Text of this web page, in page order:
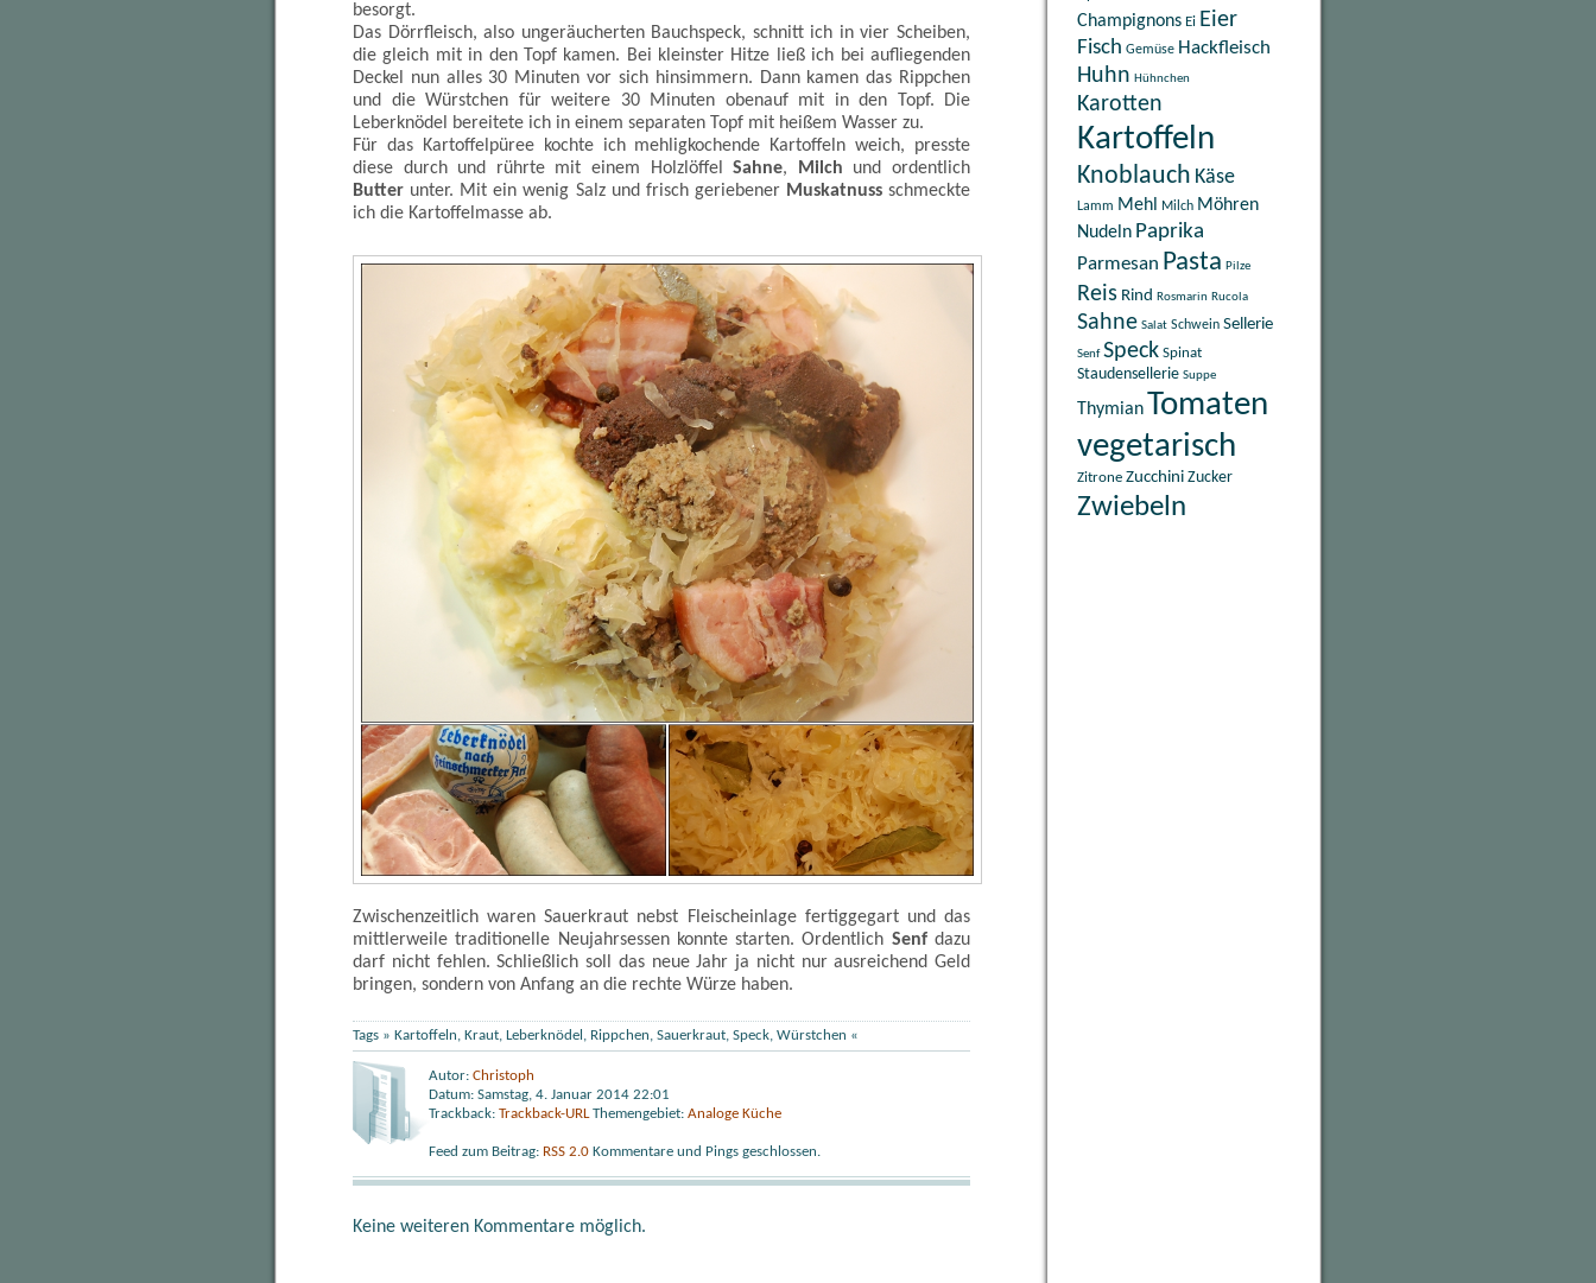
besorgt.
Das Dörrfleisch, also ungeräucherten Bauchspeck, schnitt ich in vier Scheiben,
die gleich mit in den Topf kamen. Bei kleinster Hitze ließ ich bei aufliegenden
Deckel nun alles 30 Minuten vor sich hinsimmern. Dann kamen das Rippchen
und die Würstchen für weitere 30 Minuten obenauf mit in den Topf. Die
Leberknödel bereitete ich in einem separaten Topf mit heißem Wasser zu.
Für das Kartoffelpüree kochte ich mehligkochende Kartoffeln weich, presste
diese durch und rührte mit einem HolzlöffelSahne, Milch und ordentlich
Butter unter. Mit ein wenig Salz und frisch geriebener Muskatnussschmeckte
ich die Kartoffelmasse ab.
Zwischenzeitlich waren Sauerkraut nebst Fleischeinlage fertiggegart und das
mittlerweile traditionelle Neujahrsessen konnte starten. Ordentlich Senfdazu
darf nicht fehlen. Schließlich soll das neue Jahr ja nicht nur ausreichend Geld
bringen, sondern von Anfang an die rechte Würze haben.
Tags » Kartoffeln, Kraut, Leberknödel , Rippchen, Sauerkraut, Speck, Würstchen «
Autor: Christoph
Datum: Samstag, 4. Januar 2014 22:01
Trackback: Trackback-URLThemengebiet: Analoge Küche
Feed zum Beitrag: RSS 2.0 Kommentare und Pings geschlossen.
Keine weiteren Kommentare möglich.
Champignons Ei Eier
Fisch Gemüse Hackfleisch
Huhn Hühnchen
Karotten
Kartoffeln
Knoblauch Käse
Lamm Mehl Milch Möhren
Nudeln Paprika
Parmesan Pasta Pilze
Reis Rind Rosmarin Rucola
Sahne Salat Schwein Sellerie
Senf Speck Spinat
Staudensellerie Suppe
ThymianTomaten
vegetarisch
Zitrone Zucchini Zucker
Zwiebeln